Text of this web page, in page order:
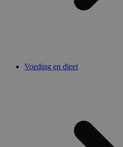
Voeding en dieet